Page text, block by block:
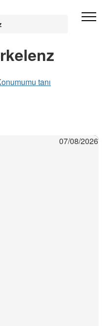
tanı
07/08/2026